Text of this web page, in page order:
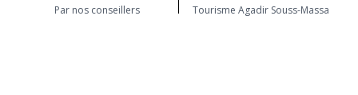
Par nos conseillers Tourisme Agadir Souss-Massa